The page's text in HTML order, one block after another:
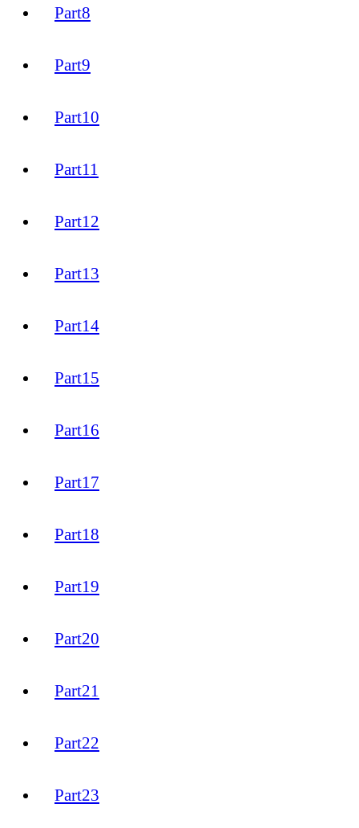
Part8
Part9
Part10
Part11
Part12
Part13
Part14
Part15
Part16
Part17
Part18
Part19
Part20
Part21
Part22
Part23